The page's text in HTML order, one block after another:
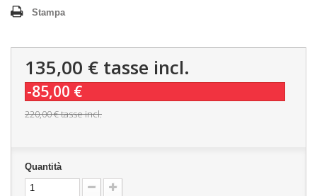
Stampa
135,00 € tasse incl.
-85,00 €
220,00 €tasse incl.
Quantità